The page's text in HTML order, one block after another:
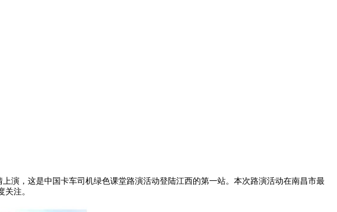
演，这是中国卡车司机绿色课堂路演活动登陆江西的第一站。本次路演活动在南昌市最
注。